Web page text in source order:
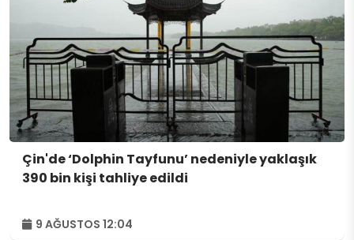
Çin'de ‘Dolphin Tayfunu’ nedeniyle yaklaşık
390 bin kişi tahliye edildi
9 AĞUSTOS 12:04